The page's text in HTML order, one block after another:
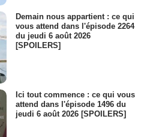
Demain nous appartient : ce qui
vous attend dans l'épisode 2264
du jeudi 6 août 2026
[SPOILERS]
Ici tout commence : ce qui vous
attend dans l'épisode 1496 du
jeudi 6 août 2026 [SPOILERS]